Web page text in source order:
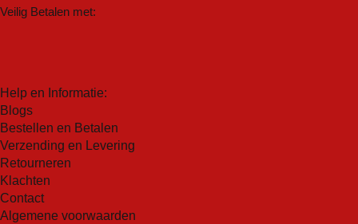
Help en Informatie:
Blogs
Bestellen en Betalen
Verzending en Levering
Retourneren
Klachten
Contact
Algemene voorwaarden
Veilig Betalen met: